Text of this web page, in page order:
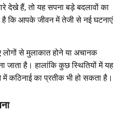
देखे हैं, तो यह सपना बड़े बदलावों का
कि आपके जीवन में तेजी से नई घटनाएं
से मुलाकात होने या अचानक
जाता है। हालांकि कुछ स्थितियों में यह
कठिनाई का प्रतीक भी हो सकता है।